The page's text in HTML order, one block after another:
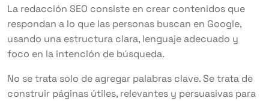
La redacción SEO consiste en crear contenidos que
respondan a lo que las personas buscan en Google,
usando una estructura clara, lenguaje adecuado y
foco en la intención de búsqueda.
No se trata solo de agregar palabras clave. Se trata de
construir páginas útiles, relevantes y persuasivas para